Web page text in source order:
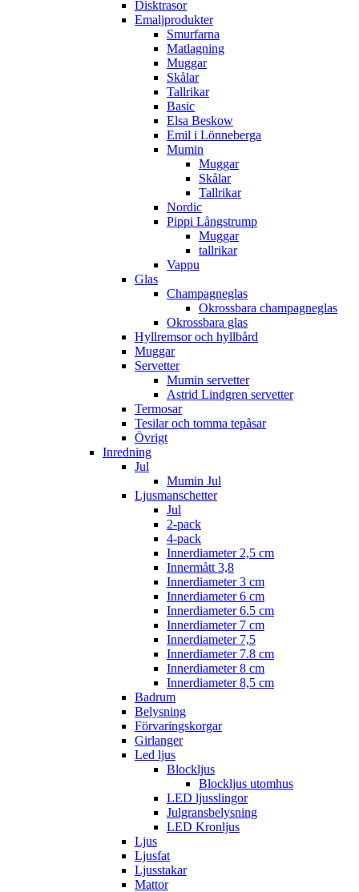
Disktrasor
Emaljprodukter
Smurfarna
Matlagning
Muggar
Skålar
Tallrikar
Basic
Elsa Beskow
Emil i Lönneberga
Mumin
Muggar
Skålar
Tallrikar
Nordic
Pippi Långstrump
Muggar
tallrikar
Vappu
Glas
Champagneglas
Okrossbara champagneglas
Okrossbara glas
Hyllremsor och hyllbård
Muggar
Servetter
Mumin servetter
Astrid Lindgren servetter
Termosar
Tesilar och tomma tepåsar
Övrigt
Inredning
Jul
Mumin Jul
Ljusmanschetter
Jul
2-pack
4-pack
Innerdiameter 2,5 cm
Innermått 3,8
Innerdiameter 3 cm
Innerdiameter 6 cm
Innerdiameter 6.5 cm
Innerdiameter 7 cm
Innerdiameter 7,5
Innerdiameter 7.8 cm
Innerdiameter 8 cm
Innerdiameter 8,5 cm
Badrum
Belysning
Förvaringskorgar
Girlanger
Led ljus
Blockljus
Blockljus utomhus
LED ljusslingor
Julgransbelysning
LED Kronljus
Ljus
Ljusfat
Ljusstakar
Mattor